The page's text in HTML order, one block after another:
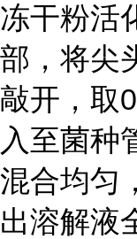
冻干粉活
部，将尖
敲开，取
入至菌种
混合均匀
出溶解液